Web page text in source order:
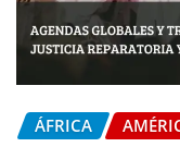
ÁFRICA